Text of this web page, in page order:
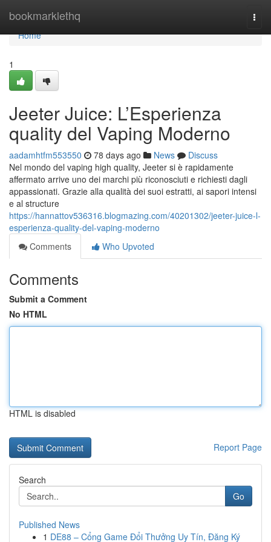
bookmarklethq
Home
Home
1
Jeeter Juice: L’Esperienza
quality del Vaping Moderno
aadamhtfm553550 78 days ago News
Discuss
Nel mondo del vaping high quality, Jeeter si è rapidamente
affermato arrive uno dei marchi più riconosciuti e richiesti dagli
appassionati. Grazie alla qualità dei suoi estratti, ai sapori intensi
e al structure
https://hannattov536316.blogmazing.com/40201302/jeeter-juice-l-
esperienza-quality-del-vaping-moderno
Comments
Who Upvoted
Comments
Submit a Comment
No HTML
HTML is disabled
Report Page
Search
Go
Published News
1 DE88 – Cổng Game Đổi Thưởng Uy Tín, Đăng Ký